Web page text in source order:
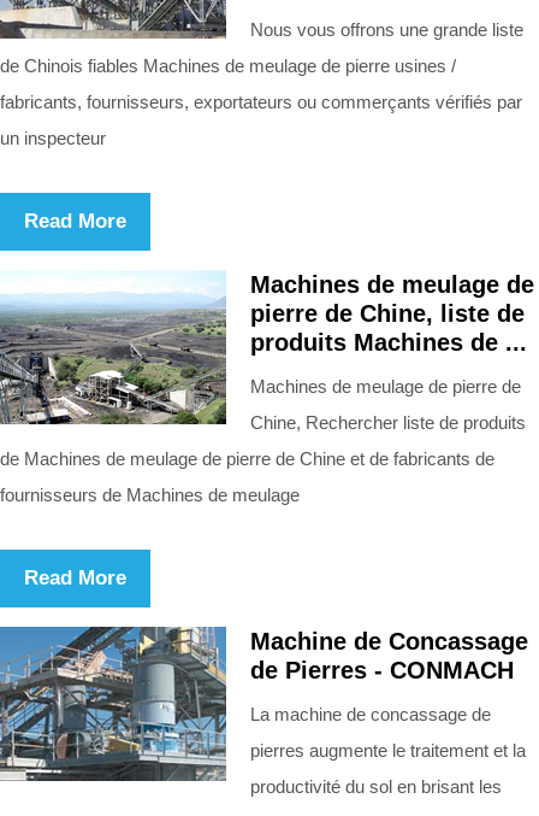
Nous vous offrons une grande liste
de Chinois fiables Machines de meulage de pierre usines /
fabricants, fournisseurs, exportateurs ou commerçants vérifiés par
un inspecteur
Read More
Machines de meulage de
pierre de Chine, liste de
produits Machines de ...
Machines de meulage de pierre de
Chine, Rechercher liste de produits
de Machines de meulage de pierre de Chine et de fabricants de
fournisseurs de Machines de meulage
Read More
Machine de Concassage
de Pierres - CONMACH
La machine de concassage de
pierres augmente le traitement et la
productivité du sol en brisant les